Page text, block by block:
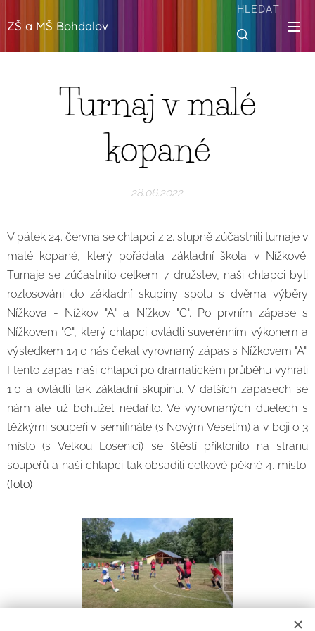
ZŠ a MŠ Bohdalov
HLEDAT
Turnaj v malé
kopané
28.06.2022
V pátek 24. června se chlapci z 2. stupně zúčastnili turnaje v
malé kopané, který pořádala základní škola v Nížkově.
Turnaje se zúčastnilo celkem 7 družstev, naši chlapci byli
rozlosováni do základní skupiny spolu s dvěma výběry
Nížkova - Nížkov "A" a Nížkov "C". Po prvním zápase s
Nížkovem "C", který chlapci ovládli suverénním výkonem a
výsledkem 14:0 nás čekal vyrovnaný zápas s Nížkovem "A".
I tento zápas naši chlapci po dramatickém průběhu vyhráli
1:0 a ovládli tak základní skupinu. V dalších zápasech se
nám ale už bohužel nedařilo. Ve vyrovnaných duelech s
těžkými soupeři v semifinále (s Novým Veselím) a v boji o 3
místo (s Velkou Losenicí) se štěstí přiklonilo na stranu
soupeřů a naši chlapci tak obsadili celkové pěkné 4. místo.
(foto)